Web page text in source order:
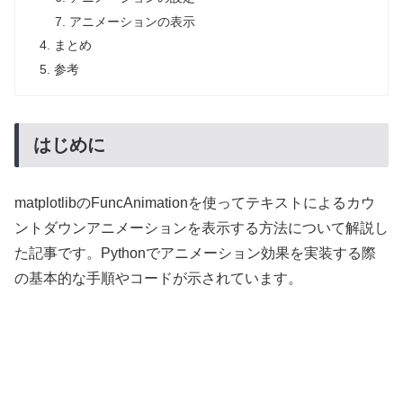
アニメーションの表示
まとめ
参考
はじめに
matplotlibのFuncAnimationを使ってテキストによるカウ
ントダウンアニメーションを表示する方法について解説し
た記事です。Pythonでアニメーション効果を実装する際
の基本的な手順やコードが示されています。